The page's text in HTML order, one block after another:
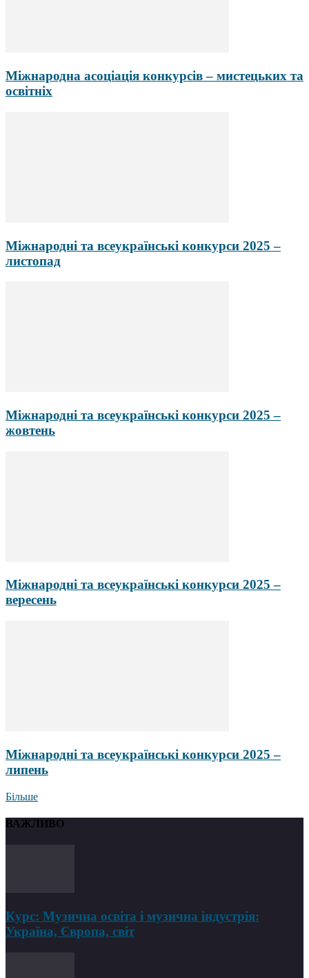
Міжнародна асоціація конкурсів – мистецьких та
освітніх
Міжнародні та всеукраїнські конкурси 2025 –
листопад
Міжнародні та всеукраїнські конкурси 2025 –
жовтень
Міжнародні та всеукраїнські конкурси 2025 –
вересень
Міжнародні та всеукраїнські конкурси 2025 –
липень
Більше
ВАЖЛИВО
Курс: Музична освіта і музична індустрія:
Україна, Європа, світ